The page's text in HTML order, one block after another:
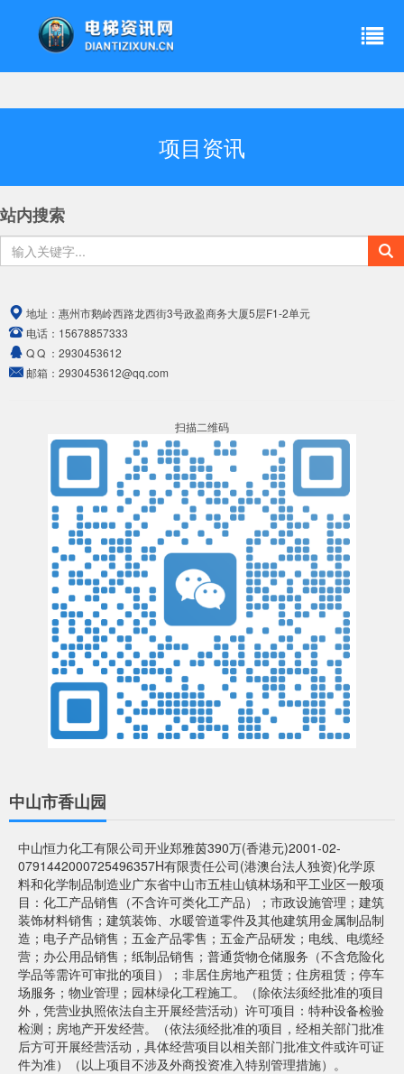
项目资讯
站内搜索
地址： 惠州市鹅岭西路龙西街3号政盈商务大厦5层F1-2单元
电话： 15678857333
Q Q ： 2930453612
邮箱： 2930453612@qq.com
扫描二维码
中山市香山园
中山恒力化工有限公司开业郑雅茵390万(香港元)2001-02-
0791442000725496357H有限责任公司(港澳台法人独资)化学原
料和化学制品制造业广东省中山市五桂山镇林场和平工业区一般项
目：化工产品销售（不含许可类化工产品）；市政设施管理；建筑
装饰材料销售；建筑装饰、水暖管道零件及其他建筑用金属制品制
造；电子产品销售；五金产品零售；五金产品研发；电线、电缆经
营；办公用品销售；纸制品销售；普通货物仓储服务（不含危险化
学品等需许可审批的项目）；非居住房地产租赁；住房租赁；停车
场服务；物业管理；园林绿化工程施工。（除依法须经批准的项目
外，凭营业执照依法自主开展经营活动）许可项目：特种设备检验
检测；房地产开发经营。（依法须经批准的项目，经相关部门批准
后方可开展经营活动，具体经营项目以相关部门批准文件或许可证
件为准）（以上项目不涉及外商投资准入特别管理措施）。